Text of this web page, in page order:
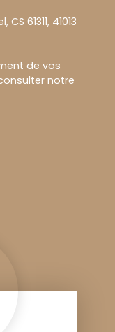
61311, 41013
de vos
notre